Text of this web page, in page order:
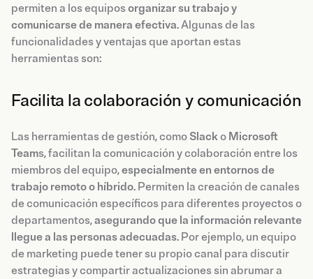
permiten a los equipos organizar su trabajo y
comunicarse de manera efectiva. Algunas de las
funcionalidades y ventajas que aportan estas
herramientas son:
Facilita la colaboración y comunicación
Las herramientas de gestión, como Slacko Microsoft
Teams, facilitan la comunicación y colaboración entre los
miembros del equipo,especialmente en entornos de
trabajo remoto o híbrido. Permiten la creación de canales
de comunicación específicos para diferentes proyectos o
departamentos,asegurando que la información relevante
llegue a las personas adecuadas. Por ejemplo, un equipo
de marketing puede tener su propio canal para discutir
estrategias y compartir actualizaciones sin abrumar a